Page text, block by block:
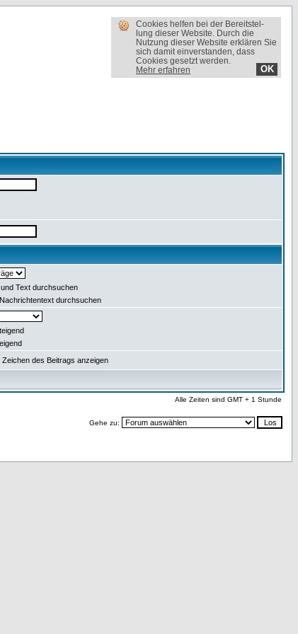
Cookies helfen bei der Bereit­stel­
lung dieser Website. Durch die
Nutzung dieser Website erklären Sie
sich damit einverstanden, dass
Cookies gesetzt werden.
Mehr erfahren
OK
Text durchsuchen
durchsuchen
Zeichen des Beitrags anzeigen
Alle Zeiten sind GMT + 1 Stunde
Gehe zu: